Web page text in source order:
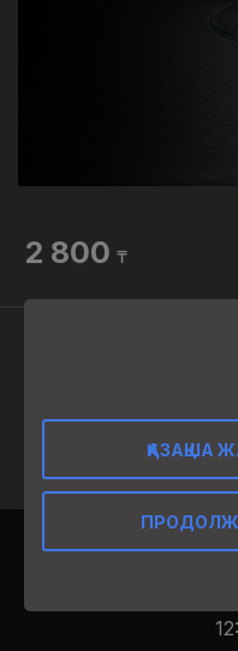
2 800 ₸
Құрамы: Апероль, ақ
ҚАЗАҚША